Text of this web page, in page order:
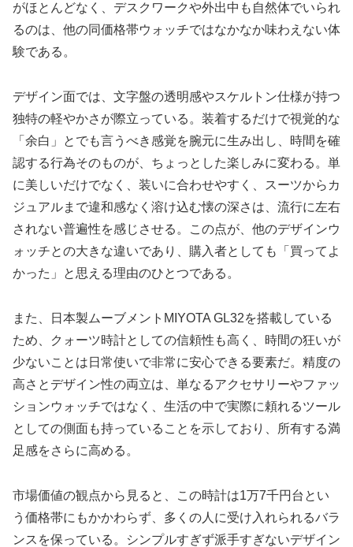
がほとんどなく、デスクワークや外出中も自然体でいられ
るのは、他の同価格帯ウォッチではなかなか味わえない体
験である。
デザイン面では、文字盤の透明感やスケルトン仕様が持つ
独特の軽やかさが際立っている。装着するだけで視覚的な
「余白」とでも言うべき感覚を腕元に生み出し、時間を確
認する行為そのものが、ちょっとした楽しみに変わる。単
に美しいだけでなく、装いに合わせやすく、スーツからカ
ジュアルまで違和感なく溶け込む懐の深さは、流行に左右
されない普遍性を感じさせる。この点が、他のデザインウ
ォッチとの大きな違いであり、購入者としても「買ってよ
かった」と思える理由のひとつである。
また、日本製ムーブメントMIYOTA GL32を搭載している
ため、クォーツ時計としての信頼性も高く、時間の狂いが
少ないことは日常使いで非常に安心できる要素だ。精度の
高さとデザイン性の両立は、単なるアクセサリーやファッ
ションウォッチではなく、生活の中で実際に頼れるツール
としての側面も持っていることを示しており、所有する満
足感をさらに高める。
市場価値の観点から見ると、この時計は1万7千円台とい
う価格帯にもかかわらず、多くの人に受け入れられるバラ
ンスを保っている。シンプルすぎず派手すぎないデザイン